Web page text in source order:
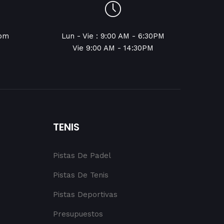
Lun - Vie : 9:00 AM - 6:30PM
Vie 9:00 AM - 14:30PM
TENIS
Pistas De Padel
Pistas De Tenis
Pistas Deportivas
Presupuestos